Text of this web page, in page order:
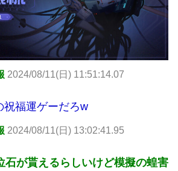
2024/08/11(日) 11:51:14.07
祝福運ゲーだろw
2024/08/11(日) 13:02:41.95
石が貰えるらしいけど模擬の蝗害